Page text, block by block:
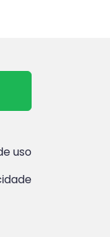
uso